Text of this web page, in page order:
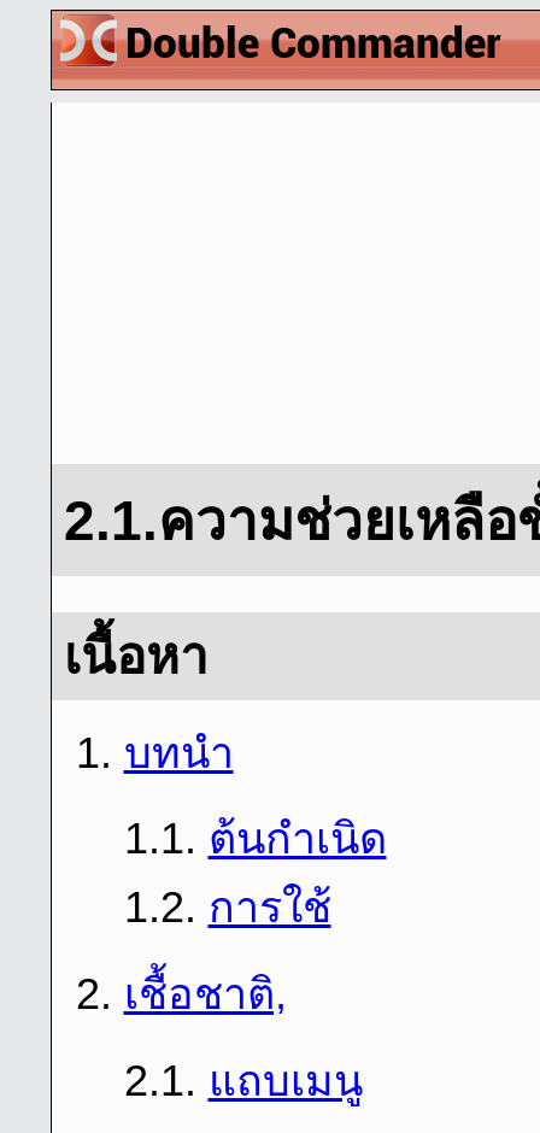
2.1.ความช่วยเหลื
เนื้อหา
1. บทนํา
1.1. ต้นกําเนิด
1.2. การใช้
2. เชื้อชาติ,
2.1. แถบเมนู